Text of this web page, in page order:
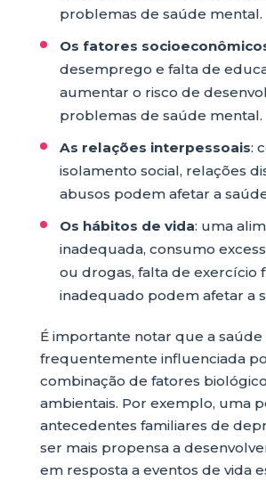
problemas de saúde mental.
Os fatores
desemprego e falta de
aumentar o risco de
problemas de saúde mental.
As relações interpessoais:
isolamento social, relações
abusos podem afetar a
Os hábitos de vida: uma
inadequada, consumo
ou drogas, falta de exercício
inadequado podem afetar a
É importante notar que a
frequentemente influenciada
combinação de fatores
ambientais. Por exemplo, uma
antecedentes familiares de
ser mais propensa a
em resposta a eventos de vida